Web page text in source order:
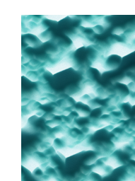
Zeige
grösseres
Bild